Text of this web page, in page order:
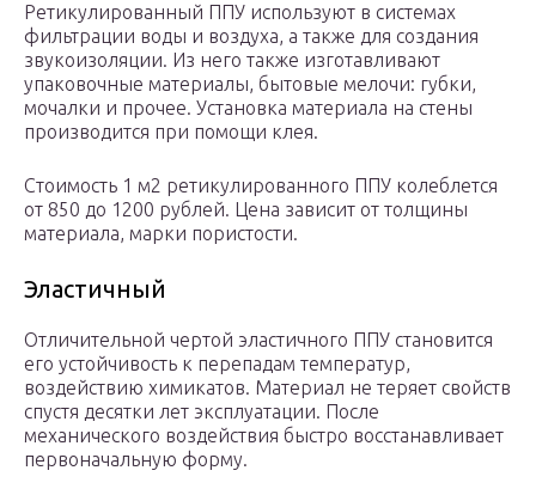
Ретикулированный ППУ используют в системах
фильтрации воды и воздуха, а также для создания
звукоизоляции. Из него также изготавливают
упаковочные материалы, бытовые мелочи: губки,
мочалки и прочее. Установка материала на стены
производится при помощи клея.
Стоимость 1 м2 ретикулированного ППУ колеблется
от 850 до 1200 рублей. Цена зависит от толщины
материала, марки пористости.
Эластичный
Отличительной чертой эластичного ППУ становится
его устойчивость к перепадам температур,
воздействию химикатов. Материал не теряет свойств
спустя десятки лет эксплуатации. После
механического воздействия быстро восстанавливает
первоначальную форму.